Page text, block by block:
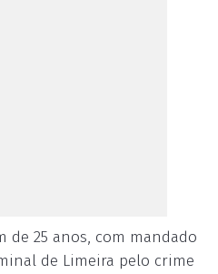
de 25 anos, com mandado
de Limeira pelo crime